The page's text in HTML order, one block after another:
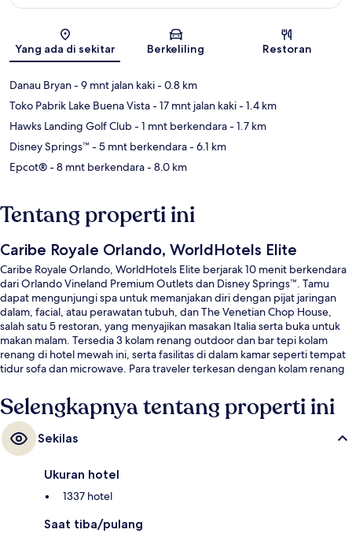
Peta
Yang ada di sekitar Berkeliling Restoran
Danau Bryan- 9 mnt jalan kaki- 0.8 km
Toko Pabrik Lake Buena Vista- 17 mnt jalan kaki- 1.4 km
Hawks Landing Golf Club- 1 mnt berkendara- 1.7 km
Disney Springs™ - 5 mnt berkendara- 6.1 km
Epcot®- 8 mnt berkendara- 8.0 km
Tentang properti ini
Caribe Royale Orlando, WorldHotels Elite
Caribe Royale Orlando, WorldHotels Elite berjarak 10 menit berkendara
dari Orlando Vineland Premium Outlets dan Disney Springs™. Tamu
dapat mengunjungi spa untuk memanjakan diri dengan pijat jaringan
dalam, facial, atau perawatan tubuh, dan The Venetian Chop House,
salah satu 5 restoran, yang menyajikan masakan Italia serta buka untuk
makan malam. Tersedia 3 kolam renang outdoor dan bar tepi kolam
renang di hotel mewah ini, serta fasilitas di dalam kamar seperti tempat
tidur sofa dan microwave. Para traveler terkesan dengan kolam renang
Selengkapnya tentang properti ini
Sekilas
Ukuran hotel
1337 hotel
Saat tiba/pulang